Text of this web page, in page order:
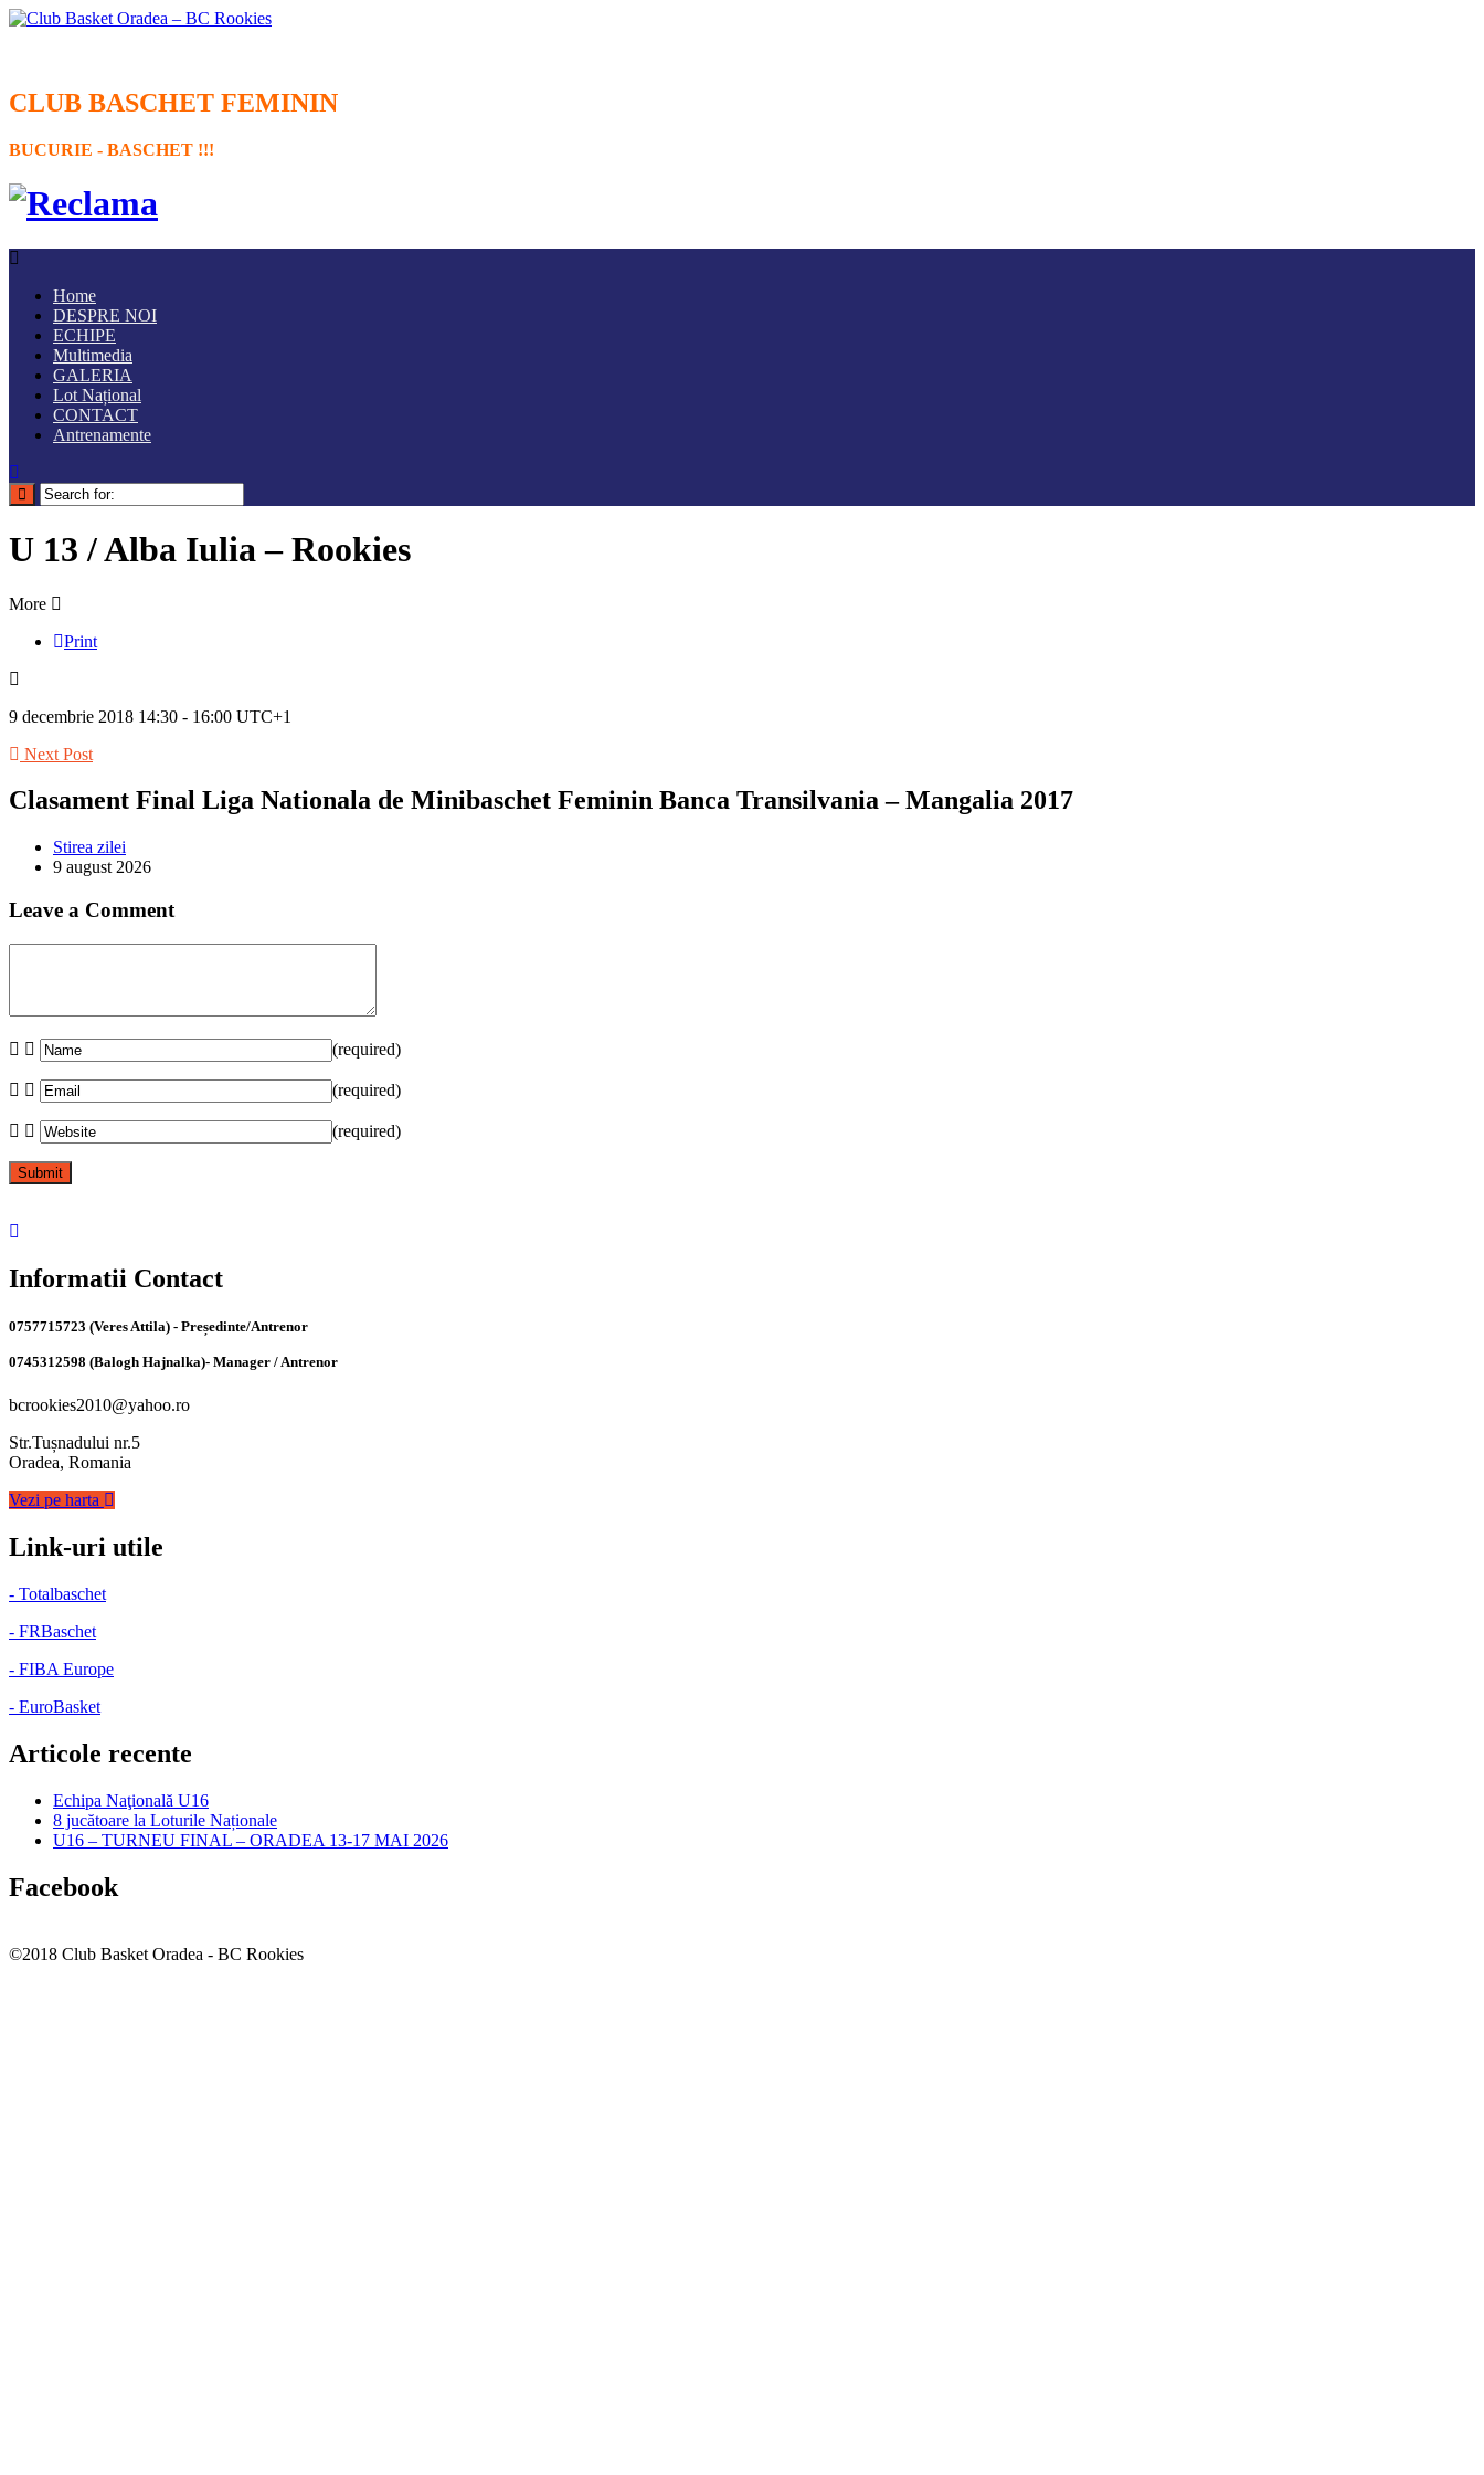
CLUB BASCHET FEMININ
BUCURIE - BASCHET !!!
Home
DESPRE NOI
ECHIPE
Multimedia
GALERIA
Lot Național
CONTACT
Antrenamente
U 13 / Alba Iulia – Rookies
More
Print
9 decembrie 2018 14:30 - 16:00 UTC+1
Next Post
Clasament Final Liga Nationala de Minibaschet Feminin Banca Transilvania – Mangalia 2017
Stirea zilei
9 august 2026
Leave a Comment
(required)
(required)
(required)
Informatii Contact
0757715723 (Veres Attila) - Președinte/Antrenor
0745312598 (Balogh Hajnalka)- Manager / Antrenor
bcrookies2010@yahoo.ro
Str.Tușnadului nr.5
Oradea, Romania
Vezi pe harta
Link-uri utile
- Totalbaschet
- FRBaschet
- FIBA Europe
- EuroBasket
Articole recente
Echipa Naţională U16
8 jucătoare la Loturile Naționale
U16 – TURNEU FINAL – ORADEA 13-17 MAI 2026
Facebook
©2018 Club Basket Oradea - BC Rookies